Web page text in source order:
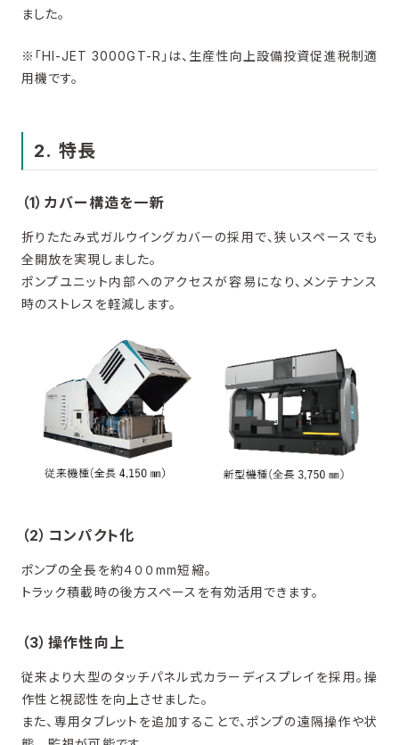
ました。
※「HI-JET 3000GT-R」は、生産性向上設備投資促進税制適
用機です。
2. 特長
（1）カバー構造を一新
折りたたみ式ガルウイングカバーの採用で、狭いスペースでも
全開放を実現しました。
ポンプユニット内部へのアクセスが容易になり、メンテナンス
時のストレスを軽減します。
（2）コンパクト化
ポンプの全長を約４００mm短縮。
トラック積載時の後方スペースを有効活用できます。
（3）操作性向上
従来より大型のタッチパネル式カラーディスプレイを採用。操
作性と視認性を向上させました。
また、専用タブレットを追加することで、ポンプの遠隔操作や状